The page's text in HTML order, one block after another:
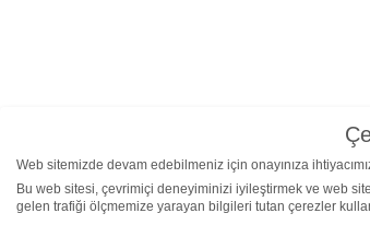
Web sitemizde devam edebilmeniz için onayınıza
Bu web sitesi, çevrimiçi deneyiminizi iyileştirmek ve web
gelen trafiği ölçmemize yarayan bilgileri tutan çerezler